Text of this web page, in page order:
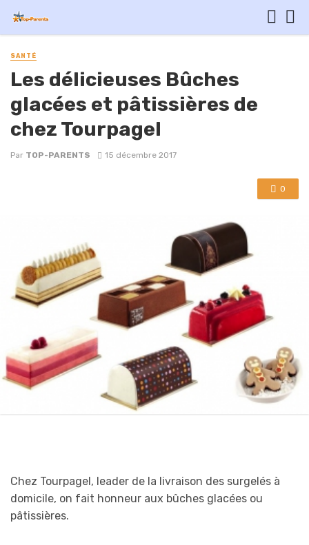
SANTÉ
Les délicieuses Bûches
glacées et pâtissières de
chez Tourpagel
Par TOP-PARENTS 15 décembre 2017
0
Chez Tourpagel, leader de la livraison des surgelés à
domicile, on fait honneur aux bûches glacées ou
pâtissières.